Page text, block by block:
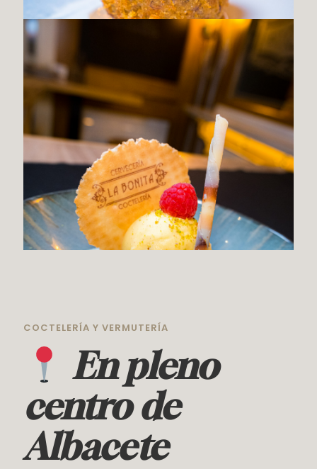
COCTELERÍA Y VERMUTERÍA
En pleno
centro de
Albacete